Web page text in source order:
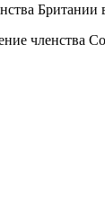
членства